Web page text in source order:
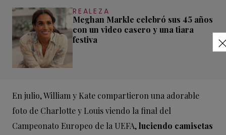
REALEZA
Meghan Markle celebró sus 45 años
con un video casero y una tiara
festiva
En julio, William y Kate compartieron una adorable
foto de Charlotte y Louis viendo la final del
Campeonato Europeo de la UEFA,luciendo camisetas